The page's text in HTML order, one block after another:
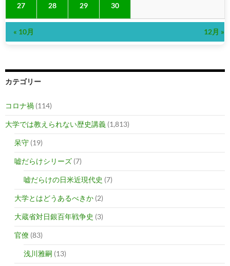
27 28 29 30
« 10月 12月 »
カテゴリー
コロナ禍 (114)
大学では教えられない歴史講義 (1,813)
呆守 (19)
嘘だらけシリーズ (7)
嘘だらけの日米近現代史 (7)
大学とはどうあるべきか (2)
大蔵省対日銀百年戦争史 (3)
官僚 (83)
浅川雅嗣 (13)